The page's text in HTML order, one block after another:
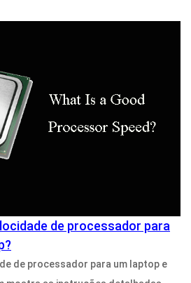
de processador para
de processador para um laptop e